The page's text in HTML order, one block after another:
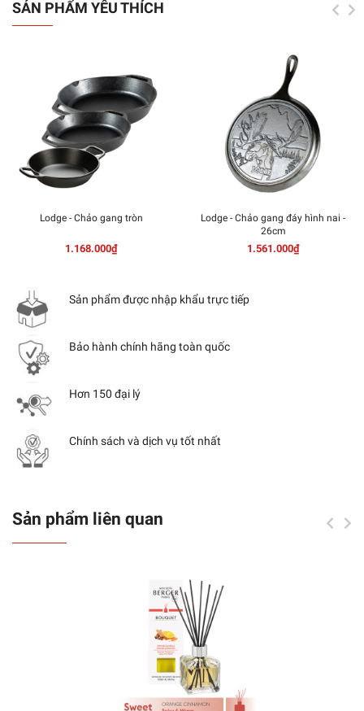
SẢN PHẨM YÊU THÍCH
Lodge - Chảo gang tròn
1.168.000₫
Lodge - Chảo gang đáy hình nai -
26cm
1.561.000₫
Sản phẩm được nhập khẩu trực tiếp
Bảo hành chính hãng toàn quốc
Hơn 150 đại lý
Chính sách và dịch vụ tốt nhất
Sản phẩm liên quan